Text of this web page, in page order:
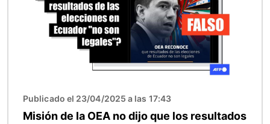
Publicado el 23/04/2025 a las 17:43
Misión de la OEA no dijo que los resultados